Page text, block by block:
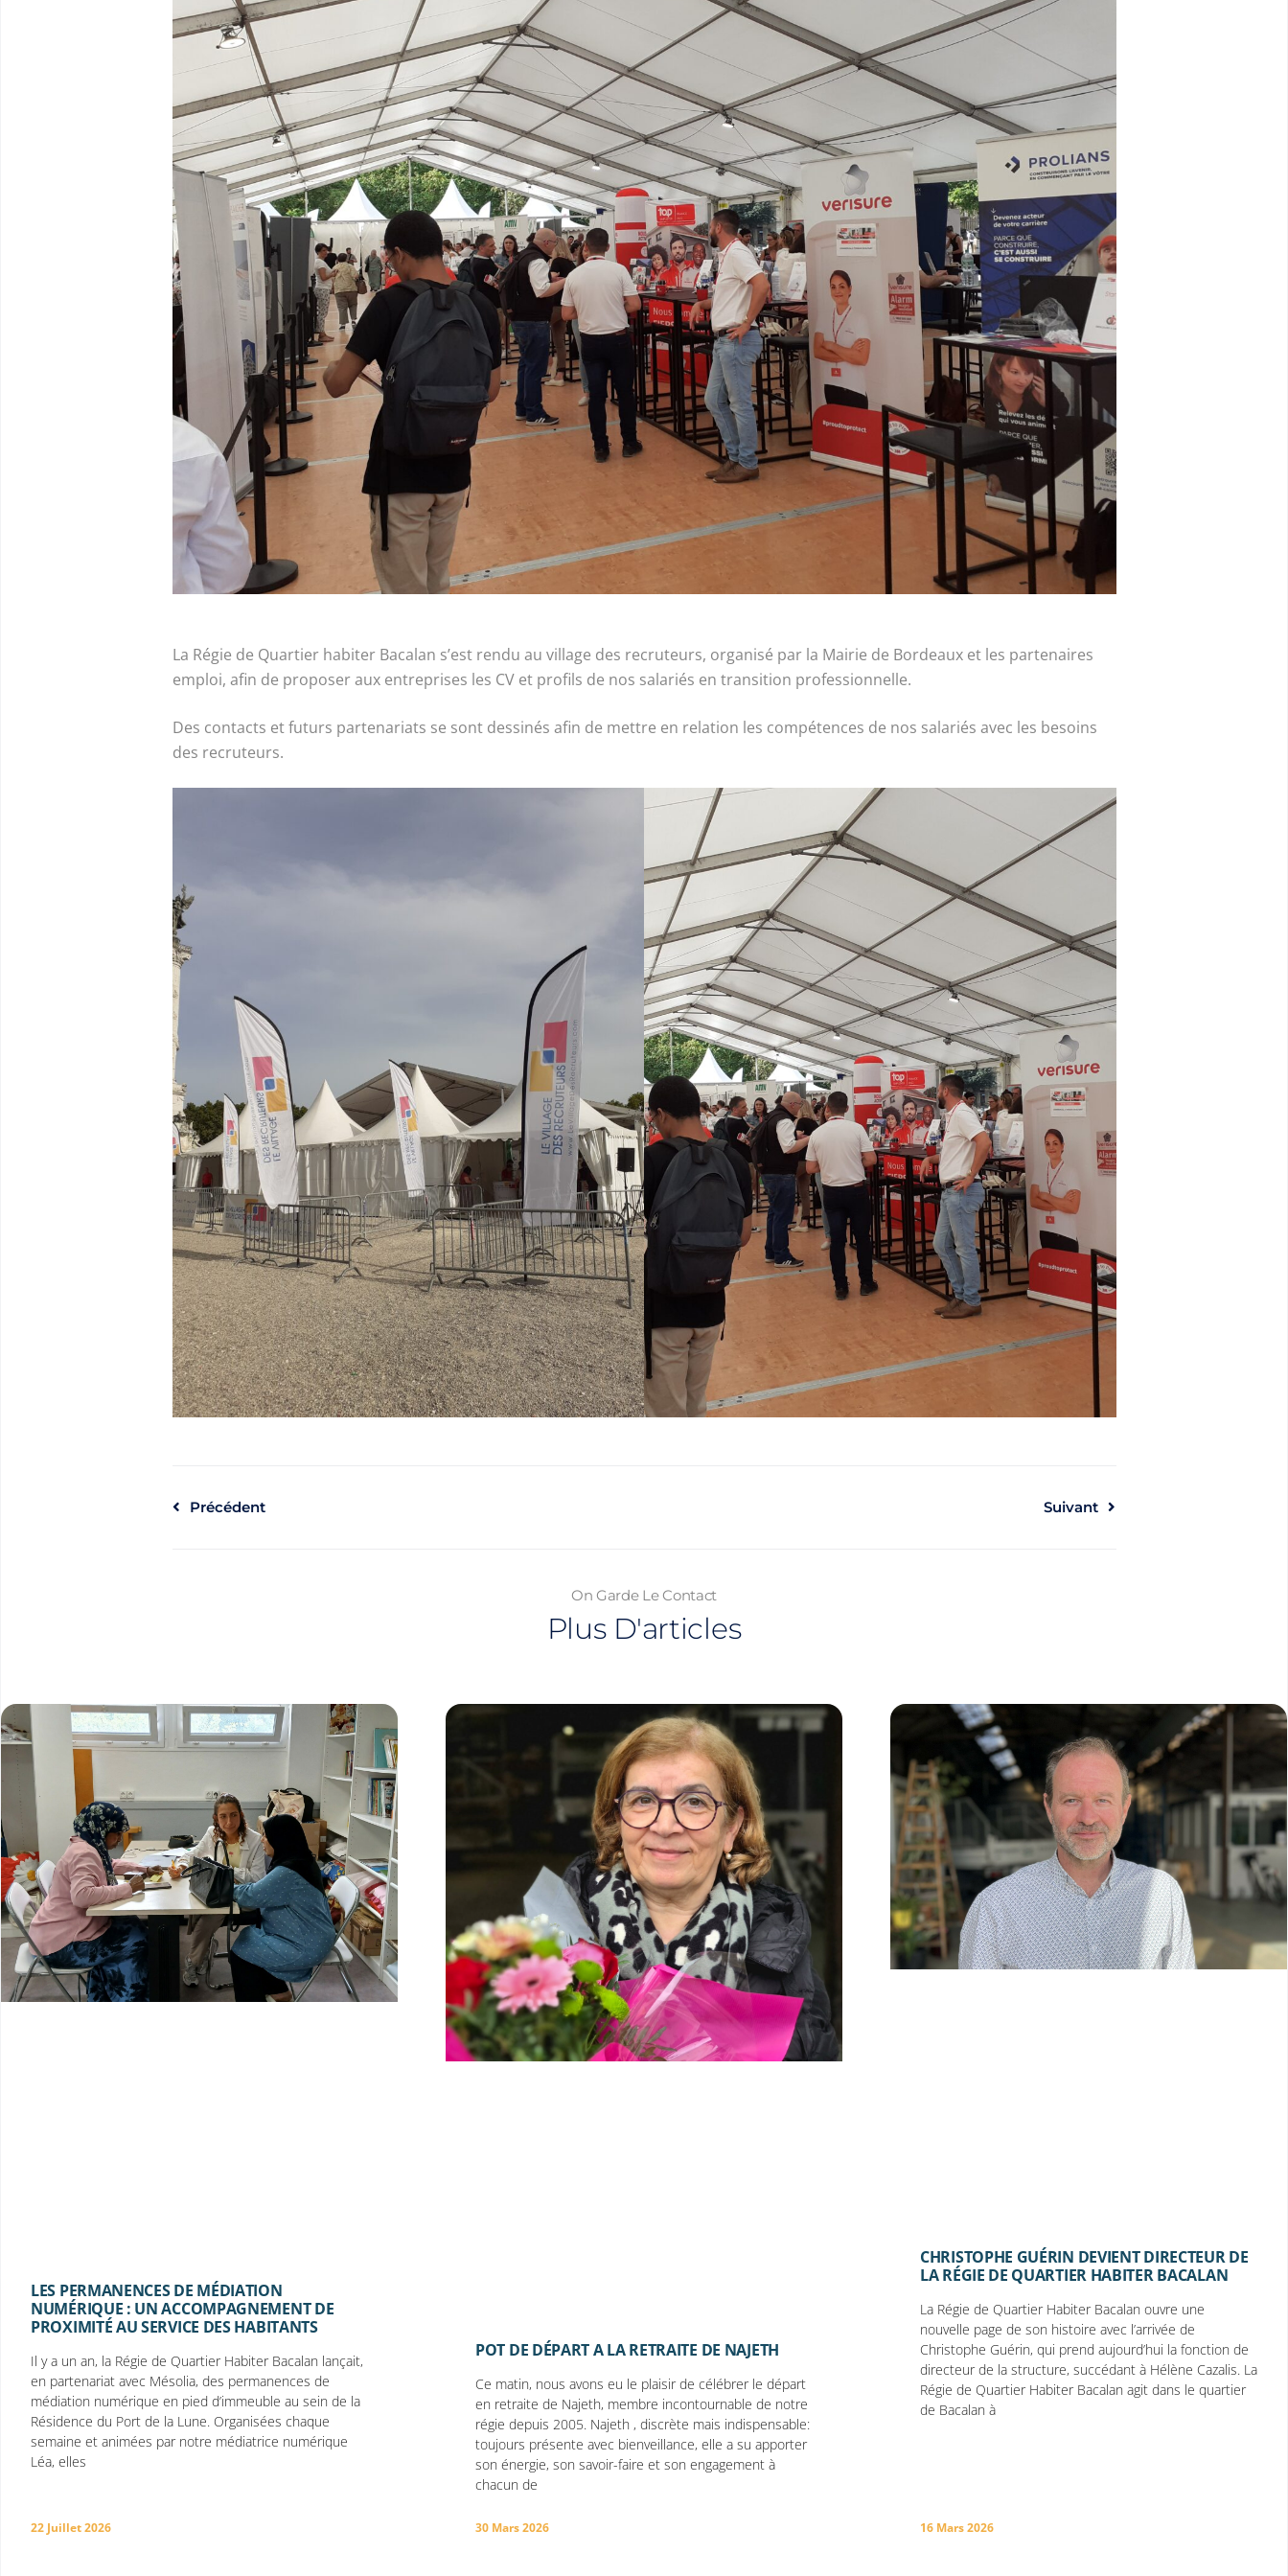
La Régie de Quartier habiter Bacalan s’est rendu au village des recruteurs, organisé par la Mairie de Bordeaux et les partenaires
emploi, afin de proposer aux entreprises les CV et profils de nos salariés en transition professionnelle.
Des contacts et futurs partenariats se sont dessinés afin de mettre en relation les compétences de nos salariés avec les besoins
des recruteurs.
Précédent Suivant
On Garde Le Contact
Plus D'articles
LES PERMANENCES DE MÉDIATION
NUMÉRIQUE : UN ACCOMPAGNEMENT DE
PROXIMITÉ AU SERVICE DES HABITANTS
Il y a un an, la Régie de Quartier Habiter Bacalan lançait,
en partenariat avec Mésolia, des permanences de
médiation numérique en pied d’immeuble au sein de la
Résidence du Port de la Lune. Organisées chaque
semaine et animées par notre médiatrice numérique
Léa, elles
22 Juillet 2026
POT DE DÉPART A LA RETRAITE DE NAJETH
Ce matin, nous avons eu le plaisir de célébrer le départ
en retraite de Najeth, membre incontournable de notre
régie depuis 2005. Najeth , discrète mais indispensable:
toujours présente avec bienveillance, elle a su apporter
son énergie, son savoir-faire et son engagement à
chacun de
30 Mars 2026
CHRISTOPHE GUÉRIN DEVIENT DIRECTEUR DE
LA RÉGIE DE QUARTIER HABITER BACALAN
La Régie de Quartier Habiter Bacalan ouvre une
nouvelle page de son histoire avec l’arrivée de
Christophe Guérin, qui prend aujourd’hui la fonction de
directeur de la structure, succédant à Hélène Cazalis. La
Régie de Quartier Habiter Bacalan agit dans le quartier
de Bacalan à
16 Mars 2026